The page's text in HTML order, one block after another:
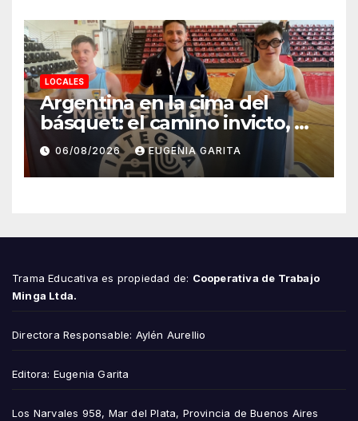
LOCALES
Argentina en la cima del
básquet: el camino invicto, el
esfuerzo familiar y la jugada
que valió un Mundial
06/08/2026 EUGENIA GARITA
Trama Educativa es propiedad de: Cooperativa de Trabajo
Minga Ltda.
Directora Responsable: Aylén Aurellio
Editora: Eugenia Garita
Los Narvales 958, Mar del Plata, Provincia de Buenos Aires